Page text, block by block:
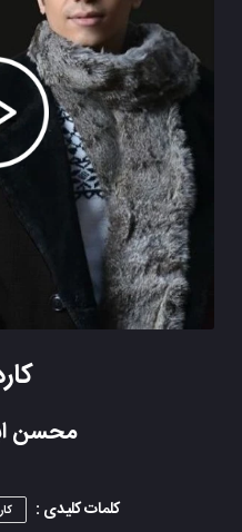
محسن
کلمات کلیدی :